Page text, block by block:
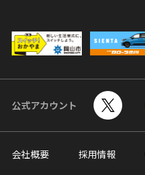
公式アカウント
会社概要 採用情報